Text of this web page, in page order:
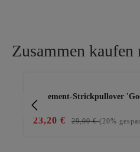
Zusammen kaufen
Statement-Strickpullover
23,20 € 29,00 €(20%